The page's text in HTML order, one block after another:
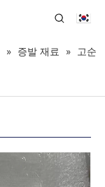
» 증발 재료 » 고순